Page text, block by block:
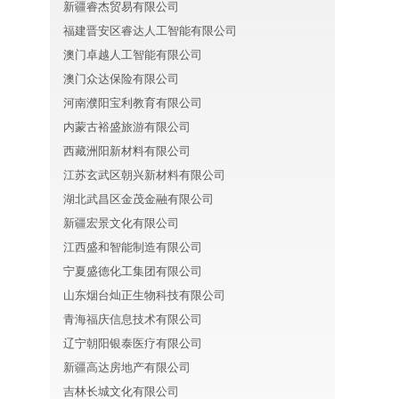
新疆睿杰贸易有限公司
福建晋安区睿达人工智能有限公司
澳门卓越人工智能有限公司
澳门众达保险有限公司
河南濮阳宝利教育有限公司
内蒙古裕盛旅游有限公司
西藏洲阳新材料有限公司
江苏玄武区朝兴新材料有限公司
湖北武昌区金茂金融有限公司
新疆宏景文化有限公司
江西盛和智能制造有限公司
宁夏盛德化工集团有限公司
山东烟台灿正生物科技有限公司
青海福庆信息技术有限公司
辽宁朝阳银泰医疗有限公司
新疆高达房地产有限公司
吉林长城文化有限公司